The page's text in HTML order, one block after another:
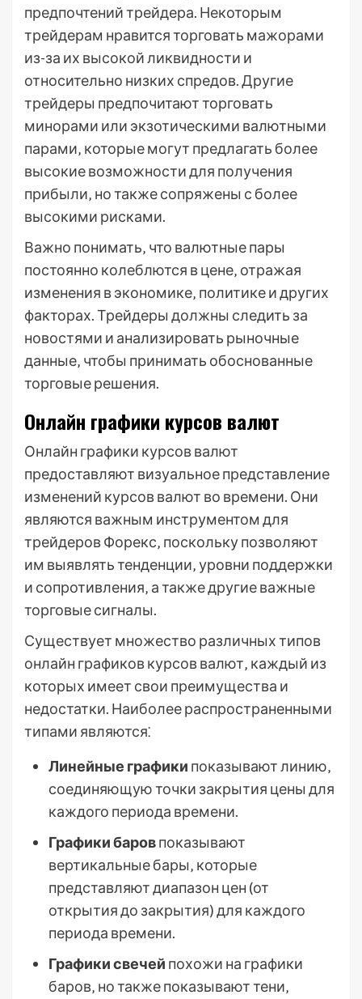
предпочтений трейдера. Некоторым
трейдерам нравится торговать мажорами
из-за их высокой ликвидности и
относительно низких спредов. Другие
трейдеры предпочитают торговать
минорами или экзотическими валютными
парами‚ которые могут предлагать более
высокие возможности для получения
прибыли‚ но также сопряжены с более
высокими рисками.
Важно понимать‚ что валютные пары
постоянно колеблются в цене‚ отражая
изменения в экономике‚ политике и других
факторах. Трейдеры должны следить за
новостями и анализировать рыночные
данные‚ чтобы принимать обоснованные
торговые решения.
Онлайн графики курсов валют
Онлайн графики курсов валют
предоставляют визуальное представление
изменений курсов валют во времени. Они
являются важным инструментом для
трейдеров Форекс‚ поскольку позволяют
им выявлять тенденции‚ уровни поддержки
и сопротивления‚ а также другие важные
торговые сигналы.
Существует множество различных типов
онлайн графиков курсов валют‚ каждый из
которых имеет свои преимущества и
недостатки. Наиболее распространенными
типами являются⁚
Линейные графики показывают линию‚
соединяющую точки закрытия цены для
каждого периода времени.
Графики баровпоказывают
вертикальные бары‚ которые
представляют диапазон цен (от
открытия до закрытия) для каждого
периода времени.
Графики свечей похожи на графики
баров‚ но также показывают тени‚